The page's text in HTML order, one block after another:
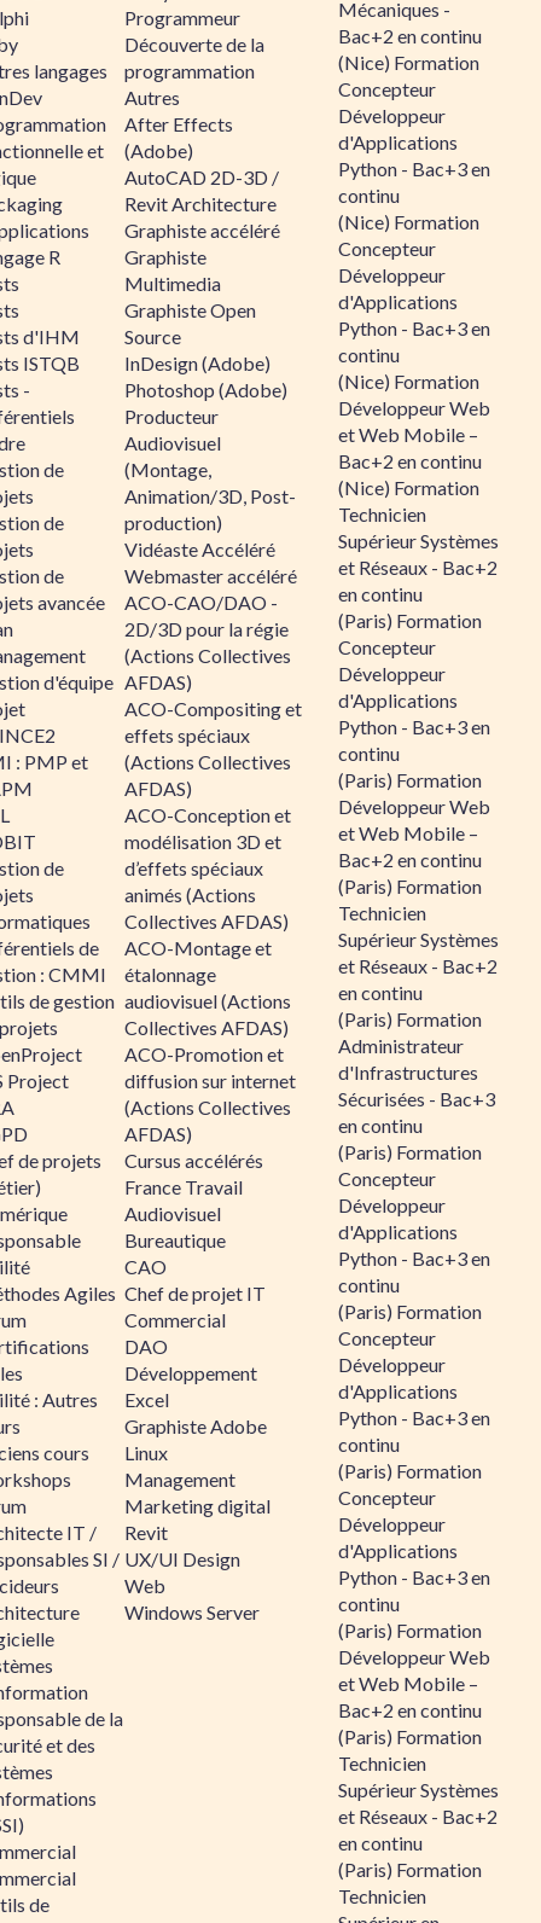
langages
et
R
d'IHM
ISTQB
-
de
de
de
avancée
d'équipe
: PMP et
de
de
: CMMI
de gestion
Project
de projets
Agiles
: Autres
cours
IT /
SI /
de la
et des
de
Programmeur
Découverte de la
programmation
Autres
After Effects
(Adobe)
AutoCAD 2D-3D /
Revit Architecture
Graphiste accéléré
Graphiste
Multimedia
Graphiste Open
Source
InDesign (Adobe)
Photoshop (Adobe)
Producteur
Audiovisuel
(Montage,
Animation/3D, Post-
production)
Vidéaste Accéléré
Webmaster accéléré
ACO-CAO/DAO -
2D/3D pour la régie
(Actions Collectives
AFDAS)
ACO-Compositing et
effets spéciaux
(Actions Collectives
AFDAS)
ACO-Conception et
modélisation 3D et
d’effets spéciaux
animés (Actions
Collectives AFDAS)
ACO-Montage et
étalonnage
audiovisuel (Actions
Collectives AFDAS)
ACO-Promotion et
diffusion sur internet
(Actions Collectives
AFDAS)
Cursus accélérés
France Travail
Audiovisuel
Bureautique
CAO
Chef de projet IT
Commercial
DAO
Développement
Excel
Graphiste Adobe
Linux
Management
Marketing digital
Revit
UX/UI Design
Web
Windows Server
Mécaniques -
Bac+2 en continu
(Nice) Formation
Concepteur
Développeur
d'Applications
Python - Bac+3 en
continu
(Nice) Formation
Concepteur
Développeur
d'Applications
Python - Bac+3 en
continu
(Nice) Formation
Développeur Web
et Web Mobile –
Bac+2 en continu
(Nice) Formation
Technicien
Supérieur Systèmes
et Réseaux - Bac+2
en continu
(Paris) Formation
Concepteur
Développeur
d'Applications
Python - Bac+3 en
continu
(Paris) Formation
Développeur Web
et Web Mobile –
Bac+2 en continu
(Paris) Formation
Technicien
Supérieur Systèmes
et Réseaux - Bac+2
en continu
(Paris) Formation
Administrateur
d'Infrastructures
Sécurisées - Bac+3
en continu
(Paris) Formation
Concepteur
Développeur
d'Applications
Python - Bac+3 en
continu
(Paris) Formation
Concepteur
Développeur
d'Applications
Python - Bac+3 en
continu
(Paris) Formation
Concepteur
Développeur
d'Applications
Python - Bac+3 en
continu
(Paris) Formation
Développeur Web
et Web Mobile –
Bac+2 en continu
(Paris) Formation
Technicien
Supérieur Systèmes
et Réseaux - Bac+2
en continu
(Paris) Formation
Technicien